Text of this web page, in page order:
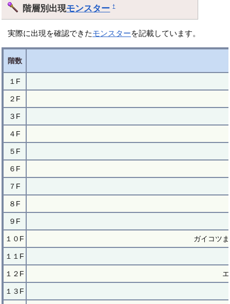
階層別出現モンスター †
実際に出現を確認できたモンスターを記載しています。
階数
１F
２F
３F
４F
５F
６F
７F
８F
９F
１０F ガイコツ
１１F
１２F
１３F